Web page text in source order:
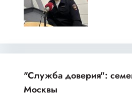
"Служба доверия":
Москвы